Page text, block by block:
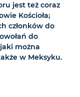
jest też coraz
Kościoła;
członków do
do
można
w Meksyku.